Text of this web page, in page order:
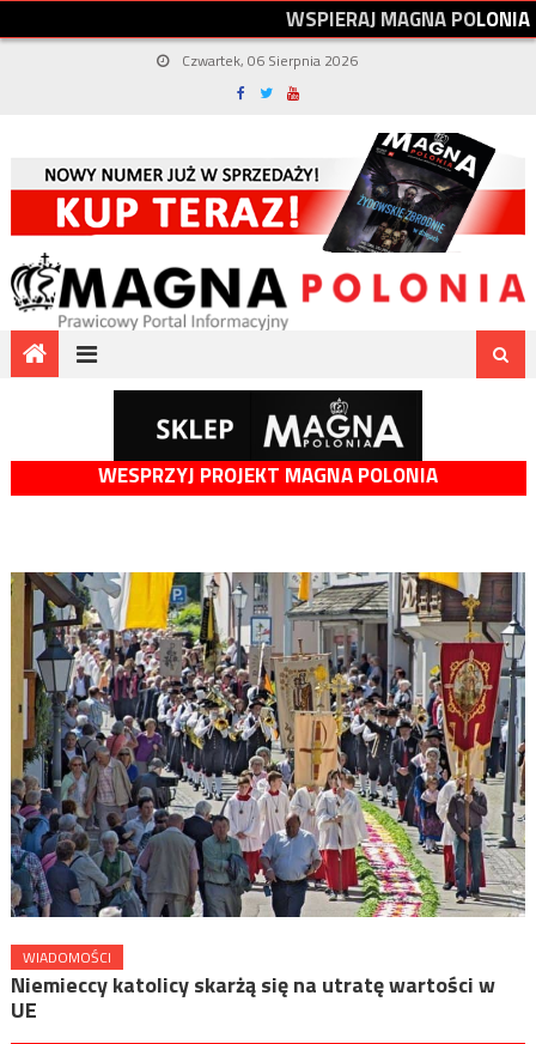
WSPIERAJMAGNAPOLONIA
Czwartek, 06 Sierpnia 2026
WESPRZYJ PROJEKT MAGNA POLONIA
WIADOMOŚCI
Niemieccy katolicy skarżą się na utratę wartości w
UE